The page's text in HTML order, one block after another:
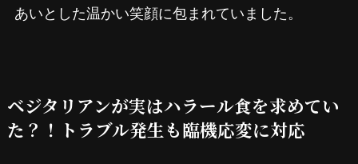
あいとした温かい笑顔に包まれていました。
ベジタリアンが実はハラール食を求めてい
た？！トラブル発生も臨機応変に対応